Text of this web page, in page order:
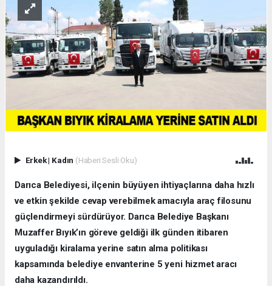
Erkek| Kadın (Haberi Sesli Oku)
Darıca Belediyesi, ilçenin büyüyen ihtiyaçlarına daha hızlı
ve etkin şekilde cevap verebilmek amacıyla araç filosunu
güçlendirmeyi sürdürüyor. Darıca Belediye Başkanı
Muzaffer Bıyık’ın göreve geldiği ilk günden itibaren
uyguladığı kiralama yerine satın alma politikası
kapsamında belediye envanterine 5 yeni hizmet aracı
daha kazandırıldı.